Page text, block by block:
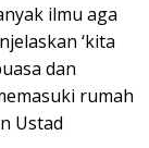
ilmu aga
‘kita
dan
rumah
Ustad